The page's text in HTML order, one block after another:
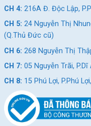
CH 4: 216A Đ. Độc Lập,
CH 5: 24 Nguyễn Thị
(Q.Thủ Đức cũ)
CH 6: 268 Nguyễn Thị
CH 7: 05 Nguyễn Trãi,
CH 8: 15 Phú Lợi, P.Phú